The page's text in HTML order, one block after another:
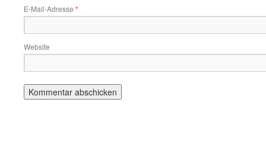
E-Mail-Adresse *
Website